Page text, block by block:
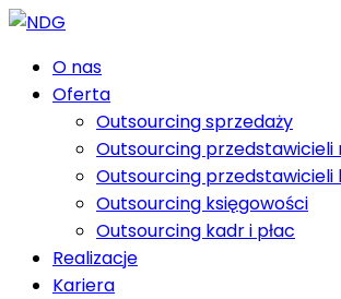
O nas
Oferta
Outsourcing sprzedaży
Outsourcing
Outsourcing przedstawicieli
Outsourcing księgowości
Outsourcing kadr i płac
Realizacje
Kariera